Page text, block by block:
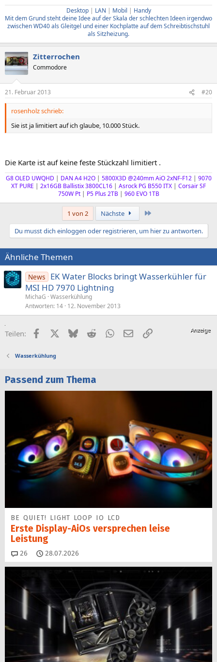
Desktop| LAN | Mobil | Handy
Mit dem Grund steht deine Idee auf der Skala der schlechten Ideen irgendwo
zwischen WD40 als Gleitgel und einer Kochplatte auf dem Schreibtischstuhl
als Sitzheizung.
Zitterrochen
Commodore
21. Februar 2013 #20
rosenholz schrieb:
Sie ist ja limitiert auf ich glaube, 10.000 Stück.
Die Karte ist auf keine feste Stückzahl limitiert .
G8 OLED UWQHD | DAN A4 H2O | 5800X3D @240mm AiO 2xNF-F12| 9070
XT PURE | 2x16GB Ballistix 3800CL16 | Asrock PG B550 ITX | CorsairSF
750W Pt| P5 Plus 2TB | 960 EVO 1TB
1 von 2 Nächste
Du musst dich einloggen oder registrieren, um hier zu antworten.
Ähnliche Themen
News
EK Water Blocks bringt Wasserkühler für
MSI HD 7970 Lightning
MichaG Wasserkühlung
Antworten 14 12. November 2013
Teilen: FacebookX (Twitter)
BlueskyRedditWhatsApp
E-MailLink
Wasserkühlung
Passend zum Thema
BE QUIET! LIGHT LOOP IO LCD
Erste Display-AiOs versprechen leise
Leistung
26 Kommentare
28.07.2026